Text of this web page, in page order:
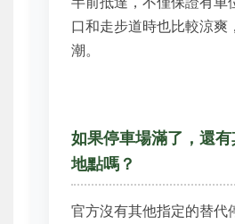
口和走步道時也比較涼爽
潮。
如果停車場滿了，還
地點嗎？
官方沒有其他指定的替代